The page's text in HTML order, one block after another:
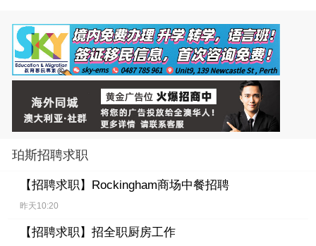
珀斯招聘求职
【招聘求职】 Rockingham商场中餐招聘
昨天10:20
【招聘求职】 招全职厨房工作